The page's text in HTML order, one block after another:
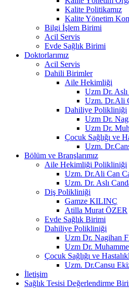
Kalite Politikamız
Kalite Yönetim
Bilgi İşlem Birimi
Acil Servis
Evde Sağlık Birimi
Doktorlarımız
Acil Servis
Dahili Birimler
Aile Hekimliği
Uzm Dr. Aslı
Uzm. Dr.Ali
Dahiliye Polikliniği
Uzm Dr.
Uzm Dr.
Çocuk Sağlığı ve
Uzm.
Bölüm ve Branşlarımız
Aile Hekimliği Polikliniği
Uzm. Dr.Ali Can
Uzm. Dr. Aslı
Diş Polikliniği
Gamze KILINÇ
Atilla Murat ÖZER
Evde Sağlık Birimi
Dahiliye Polikliniği
Uzm Dr. Nagihan
Uzm Dr.
Çocuk Sağlığı ve
Uzm. Dr.Cansu
İletişim
Sağlık Tesisi Değerlendirme